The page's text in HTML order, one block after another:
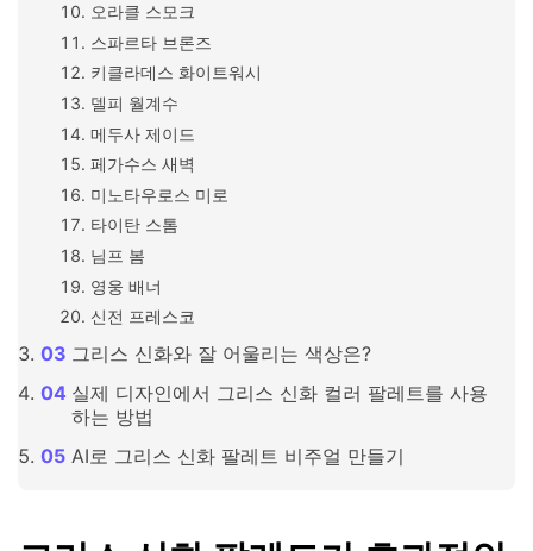
오라클 스모크
스파르타 브론즈
키클라데스 화이트워시
델피 월계수
메두사 제이드
페가수스 새벽
미노타우로스 미로
타이탄 스톰
님프 봄
영웅 배너
신전 프레스코
그리스 신화와 잘 어울리는 색상은?
실제 디자인에서 그리스 신화 컬러 팔레트를 사용
하는 방법
AI로 그리스 신화 팔레트 비주얼 만들기